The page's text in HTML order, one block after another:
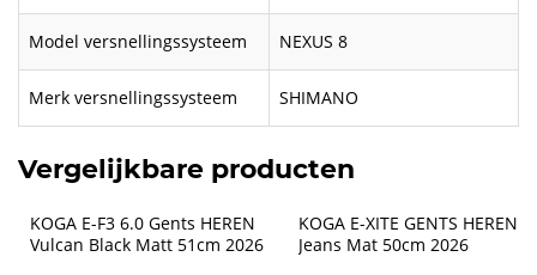
Model versnellingssysteem NEXUS 8
Merk versnellingssysteem SHIMANO
Vergelijkbare producten
KOGA E-F3 6.0 Gents HEREN
Vulcan Black Matt 51cm 2026
KOGA E-XITE GENTS HEREN
Jeans Mat 50cm 2026